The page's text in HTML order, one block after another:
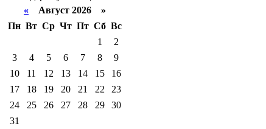
« Август 2026 »
Пн Вт Ср Чт Пт Сб Вс
1
2
3
4 5 6 7 8
9
10
11 12 13 14 15
16
17
18 19 20 21 22
23
24
25 26 27 28 29
30
31